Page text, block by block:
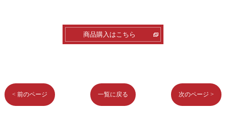
商品購入はこちら
< 前のページ 一覧に戻る 次のページ >